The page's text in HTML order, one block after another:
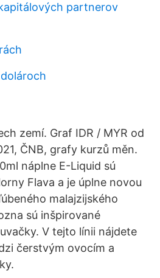
partnerov
zemí. Graf IDR / MYR od
ČNB, grafy kurzů měn.
náplne E-Liquid sú
Flava a je úplne novou
malajzijského
sú inšpirované
V tejto línii nájdete
čerstvým ovocím a